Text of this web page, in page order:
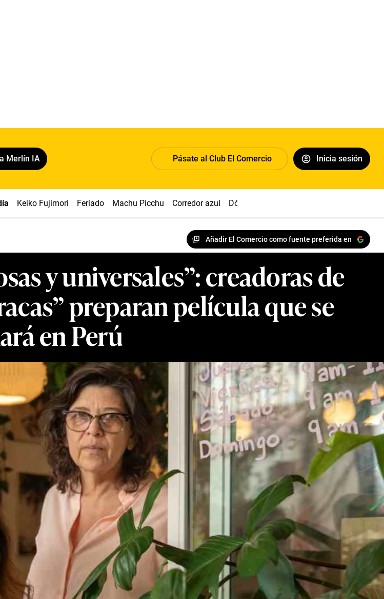
Merlín IA Pásate al Club El Comercio Inicia sesión
Keiko Fujimori Feriado Machu Picchu Corredor azul Dólar
Añadir El Comercio como fuente preferida en
y universales”: creadoras de
preparan película que se
en Perú